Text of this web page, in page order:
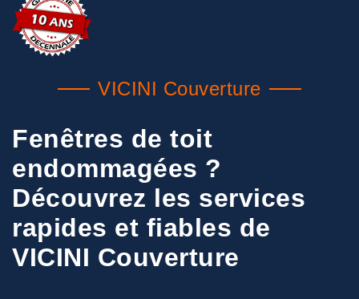
VICINI Couverture
Fenêtres de toit
endommagées ?
Découvrez les services
rapides et fiables de
VICINI Couverture